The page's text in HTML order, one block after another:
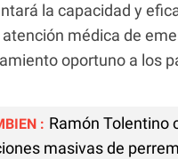
la capacidad y
médica de
oportuno a los
: Ramón Tolentino
masivas de